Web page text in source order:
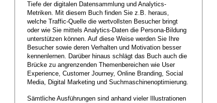
Tiefe der digitalen Datensammlung und Analytics-
Metriken. Mit diesem Buch finden Sie z.B. heraus,
welche Traffic-Quelle die wertvollsten Besucher bringt
oder wie Sie mittels Analytics-Daten die Persona-Bildung
unterstützen können. Auf diese Weise werden Sie Ihre
Besucher sowie deren Verhalten und Motivation besser
kennenlernen. Darüber hinaus schlägt das Buch auch die
Brücke zu angrenzenden Themenbereichen wie User
Experience, Customer Journey, Online Branding, Social
Media, Digital Marketing und Suchmaschinenoptimierung.
Sämtliche Ausführungen sind anhand vieler Illustrationen